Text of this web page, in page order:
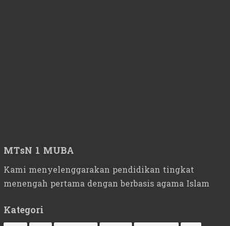
MTsN 1 MUBA
Kami menyelenggarakan pendidikan tingkat
menengah pertama dengan berbasis agama Islam
Kategori